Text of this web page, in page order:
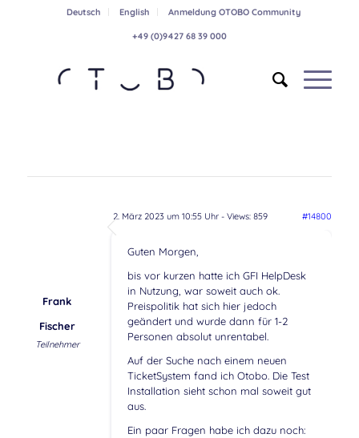
Deutsch English Anmeldung OTOBO Community
+49 (0)9427 68 39 000
2. März 2023 um 10:55 Uhr- Views: 859 #14800
Frank
Fischer
Teilnehmer
Guten Morgen,
bis vor kurzen hatte ich GFI HelpDesk
in Nutzung, war soweit auch ok.
Preispolitik hat sich hier jedoch
geändert und wurde dann für 1-2
Personen absolut unrentabel.
Auf der Suche nach einem neuen
TicketSystem fand ich Otobo. Die Test
Installation sieht schon mal soweit gut
aus.
Ein paar Fragen habe ich dazu noch: